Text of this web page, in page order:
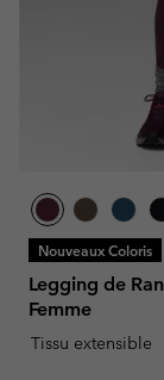
Nouveaux Coloris
Legging de
Femme
Tissu extensible